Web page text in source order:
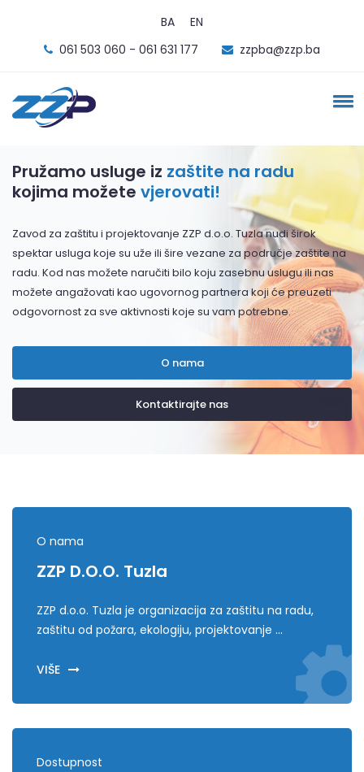
BA
EN
061 503 060 - 061 631 177
zzpba@zzp.ba
Pružamo usluge iz zaštite na radu
kojima možete vjerovati!
Zavod za zaštitu i projektovanje ZZP d.o.o. Tuzla nudi širok
spektar usluga koje su uže ili šire vezane za područje zaštite na
radu. Kod nas možete naručiti bilo koju zasebnu uslugu ili nas
možete angažovati kao ugovornog partnera koji će preuzeti
odgovornost za sve aktivnosti koje su vam potrebne.
O nama
Kontaktirajte nas
O nama
ZZP D.o.o. Tuzla
ZZP d.o.o. Tuzla je organizacija za zaštitu na radu,
zaštitu od požara, ekologiju, projektovanje ...
VIŠE
Dostupnost